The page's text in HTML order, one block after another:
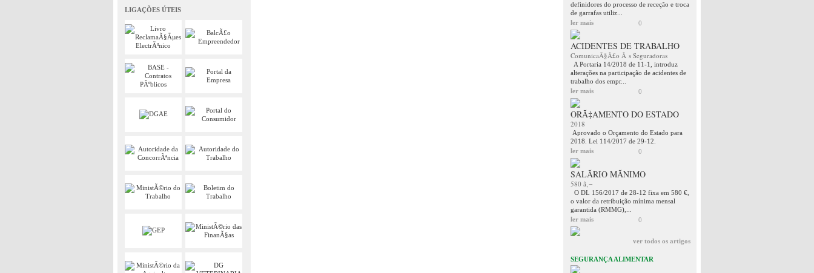
LIGAÇÕES ÚTEIS
definidores do processo de receção e troca
de garrafas utiliz...
ler mais
0
ACIDENTES DE TRABALHO
ComunicaÃ§Ã£o Ã s Seguradoras
A Portaria 14/2018 de 11-1, introduz
alterações na participação de acidentes de
trabalho dos empr...
ler mais
0
ORÃ‡AMENTO DO ESTADO
2018
Aprovado o Orçamento do Estado para
2018. Lei 114/2017 de 29-12.
ler mais
0
SALÃRIO MÃNIMO
580 â‚¬
O DL 156/2017 de 28-12 fixa em 580 €,
o valor da retribuição mínima mensal
garantida (RMMG),...
ler mais
0
ver todos os artigos
SEGURANÇA ALIMENTAR